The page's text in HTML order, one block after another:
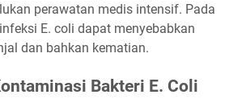
perawatan medis intensif. Pada
E. coli dapat menyebabkan
dan bahkan kematian.
Bakteri E. Coli